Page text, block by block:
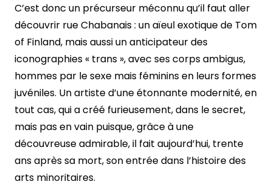
C’est donc un précurseur méconnu qu’il faut aller
découvrir rue Chabanais : un aïeul exotique de Tom
of Finland, mais aussi un anticipateur des
iconographies « trans », avec ses corps ambigus,
hommes par le sexe mais féminins en leurs formes
juvéniles. Un artiste d’une étonnante modernité, en
tout cas, qui a créé furieusement, dans le secret,
mais pas en vain puisque, grâce à une
découvreuse admirable, il fait aujourd’hui, trente
ans après sa mort, son entrée dans l’histoire des
arts minoritaires.